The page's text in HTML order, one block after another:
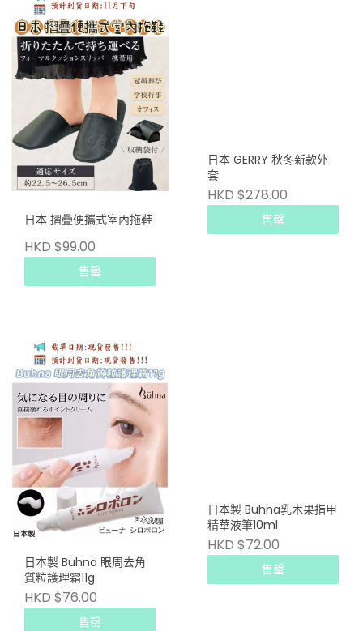
日本 摺疊便攜式室內拖鞋
HKD $99.00
售罄
日本 GERRY 秋冬新款外
套
HKD $278.00
售罄
日本製 Buhna 眼周去角
質粒護理霜11g
HKD $76.00
售罄
日本製 Buhna乳木果指甲
精華液筆10ml
HKD $72.00
售罄